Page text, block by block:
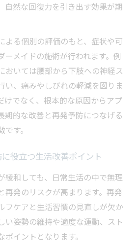
自然な回復力を引き出す効果が期
よる個別の評価のもと、症状や可
ーメイドの施術が行われます。例
おいては腰部から下肢への神経ス
い、痛みやしびれの軽減を図りま
けでなく、根本的な原因からアプ
期的な改善と再発予防につなげる
す。
役立つ生活改善ポイント
緩和しても、日常生活の中で無理
再発のリスクが高まります。再発
フケアと生活習慣の見直しが欠か
い姿勢の維持や適度な運動、スト
イントとなります。